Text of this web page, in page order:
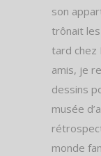
son
trônait
tard chez
amis, je
dessins
musée
monde